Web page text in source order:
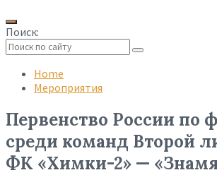
Поиск:
search
Home
Мероприятия
Первенство России по
среди команд Второй
ФК «Химки-2» —